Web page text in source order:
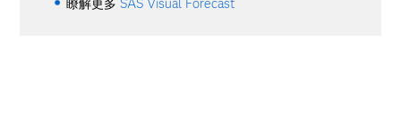
瞭解更多 SAS Visual Forecast